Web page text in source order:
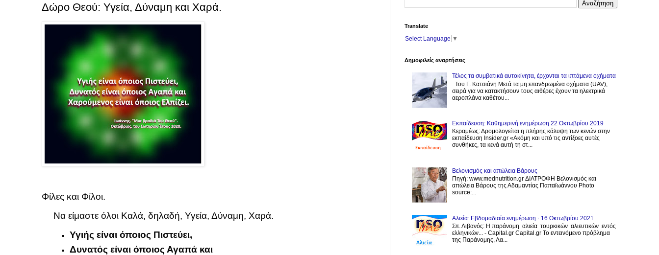
Δώρο Θεού: Υγεία, Δύναμη και Χαρά.
Φίλες και Φίλοι.
Να είμαστε όλοι Καλά, δηλαδή, Υγεία, Δύναμη, Χαρά.
Υγιής είναι όποιος Πιστεύει,
Δυνατός είναι όποιος Αγαπά και
Translate
Select Language ▼
Δημοφιλείς αναρτήσεις
Τέλος τα συμβατικά αυτοκίνητα, έρχονται τα ιπτάμενα οχήματα
Του Γ. Κατσιάνη Μετά τα μη επανδρωμένα οχήματα (UAV),
σειρά για να κατακτήσουν τους αιθέρες έχουν τα ηλεκτρικά
αεροπλάνα καθέτου...
Εκπαίδευση: Καθημερινή ενημέρωση 22 Οκτωβρίου 2019
Κεραμέως: Δρομολογείται η πλήρης κάλυψη των κενών στην
εκπαίδευση Insider.gr «Ακόμη και υπό τις αντίξοες αυτές
συνθήκες, τα κενά αυτή τη στ...
Βελονισμός και απώλεια Βάρους
Πηγή: www.mednutrition.gr ΔΙΑΤΡΟΦΗ Βελονισμός και
απώλεια Βάρους της Αδαμαντίας Παπαϊωάννου Photo
source:...
Αλιεία: Εβδομαδιαία ενημέρωση ⋅ 16 Οκτωβρίου 2021
Σπ. Λιβανός: Η παράνομη αλιεία τουρκικών αλιευτικών εντός
ελληνικών... - Capital.gr Capital.gr Το εντεινόμενο πρόβλημα
της Παράνομης, Λα...